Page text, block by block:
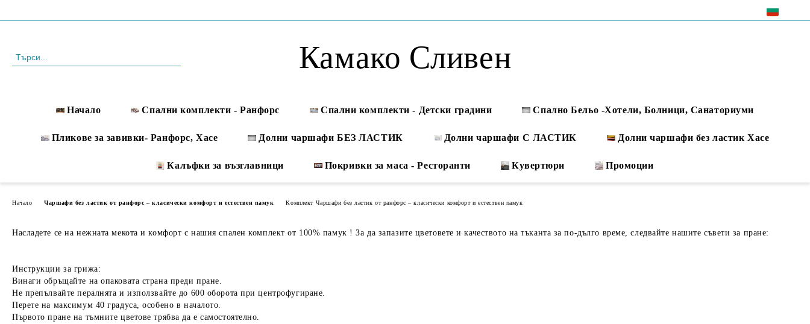
Камако Сливен
Начало Спални комплекти - Ранфорс Спални комплекти - Детски градини Спално Бельо -Хотели, Болници, Санаториуми
Пликове за завивки- Ранфорс, Хасе Долни чаршафи БЕЗ ЛАСТИК Долни чаршафи С ЛАСТИК Долни чаршафи без ластик Хасе
Калъфки за възглавници Покривки за маса - Ресторанти Кувертюри Промоции
Начало Чаршафи без ластик от ранфорс – класически комфорт и естествен памук Комплект Чаршафи без ластик от ранфорс – класически комфорт и естествен памук
Насладете се на нежната мекота и комфорт с нашия спален комплект от 100% памук ! За да запазите цветовете и качеството на тъканта за по-дълго време, следвайте нашите съвети за пране:
Инструкции за грижа:
Винаги обръщайте на опаковата страна преди пране.
Не препълвайте пералнята и използвайте до 600 оборота при центрофугиране.
Перете на максимум 40 градуса, особено в началото.
Първото пране на тъмните цветове трябва да е самостоятелно.